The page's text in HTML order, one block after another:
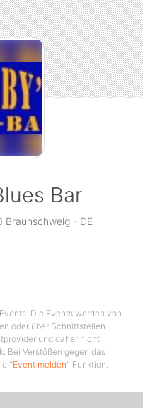
Bar
- DE
Die Events werden von
oder über Schnittstellen
und daher nicht
Bei Verstößen gegen das
"Event melden" Funktion.